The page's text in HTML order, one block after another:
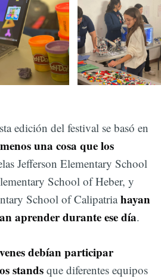
edición del festival se basó en
una cosa que los
Jefferson Elementary School
School of Heber, y
School of Calipatriahayan
aprender durante ese día.
debían participar
standsque diferentes equipos